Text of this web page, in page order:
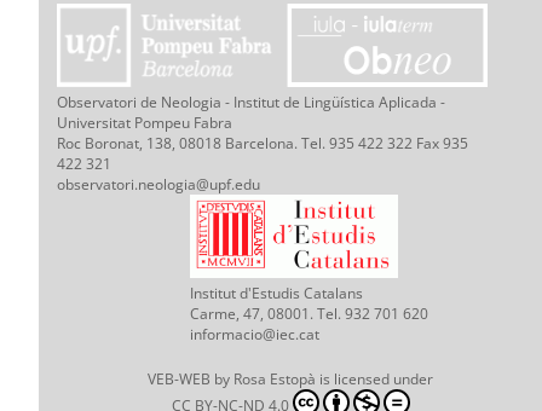
Observatori de Neologia - Institut de Lingüística Aplicada -
Universitat Pompeu Fabra
Roc Boronat, 138, 08018 Barcelona. Tel. 935 422 322 Fax 935
422 321
observatori.neologia@upf.edu
Institut d'Estudis Catalans
Carme, 47, 08001. Tel. 932 701 620
informacio@iec.cat
VEB-WEB by Rosa Estopà is licensed under
CC BY-NC-ND 4.0